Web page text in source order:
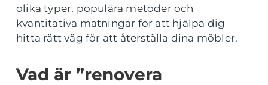
olika typer, populära metoder och
kvantitativa mätningar för att hjälpa dig
hitta rätt väg för att återställa dina möbler.
Vad är ”renovera